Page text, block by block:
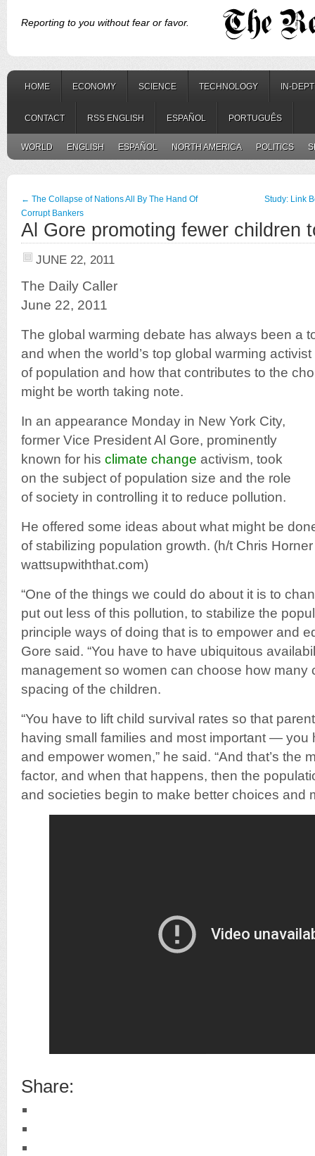
Reporting to you without fear or favor.
HOME ECONOMY SCIENCE TECHNOLOGY IN-
CONTACT RSS ENGLISH ESPAÑOL PORTUGUÊS
WORLD ENGLISH ESPAÑOL NORTH AMERICA POLITICS
← The Collapse of Nations All By The Hand Of
Corrupt Bankers
Study: Link
Al Gore promoting fewer children
JUNE 22, 2011
The Daily Caller
June 22, 2011
The global warming debate has always been a
and when the world’s top global warming
of population and how that contributes to the
might be worth taking note.
In an appearance Monday in New York City,
former Vice President Al Gore, prominently
known for his climate change activism, took
on the subject of population size and the role
of society in controlling it to reduce pollution.
He offered some ideas about what might be
of stabilizing population growth. (h/t Chris
wattsupwiththat.com)
“One of the things we could do about it is to
put out less of this pollution, to stabilize the
principle ways of doing that is to empower and
Gore said. “You have to have ubiquitous
management so women can choose how many
spacing of the children.
“You have to lift child survival rates so that
having small families and most important — you
and empower women,” he said. “And that’s the
factor, and when that happens, then the
and societies begin to make better choices and
Share: